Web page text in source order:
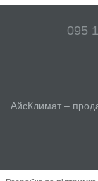
095
АйсКлимат –